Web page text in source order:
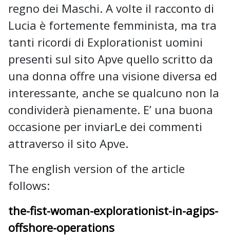
regno dei Maschi. A volte il racconto di
Lucia è fortemente femminista, ma tra
tanti ricordi di Explorationist uomini
presenti sul sito Apve quello scritto da
una donna offre una visione diversa ed
interessante, anche se qualcuno non la
condividerà pienamente. E’ una buona
occasione per inviarLe dei commenti
attraverso il sito Apve.
The english version of the article
follows:
the-fist-woman-explorationist-in-agips-
offshore-operations